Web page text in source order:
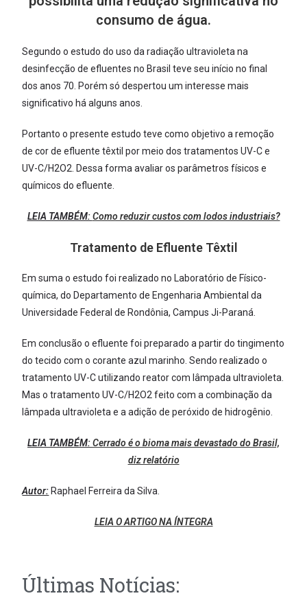
consumo de água.
Segundo o estudo do uso da radiação ultravioleta na
desinfecção de efluentes no Brasil teve seu início no final
dos anos 70. Porém só despertou um interesse mais
significativo há alguns anos.
Portanto o presente estudo teve como objetivo a remoção
de cor de efluente têxtil por meio dos tratamentos UV-C e
UV-C/H2O2. Dessa forma avaliar os parâmetros físicos e
químicos do efluente.
LEIA TAMBÉM:Como reduzir custos com lodos industriais?
Tratamento de Efluente Têxtil
Em suma o estudo foi realizado no Laboratório de Físico-
química, do Departamento de Engenharia Ambiental da
Universidade Federal de Rondônia, Campus Ji-Paraná.
Em conclusão o efluente foi preparado a partir do tingimento
do tecido com o corante azul marinho. Sendo realizado o
tratamento UV-C utilizando reator com lâmpada ultravioleta.
Mas o tratamento UV-C/H2O2 feito com a combinação da
lâmpada ultravioleta e a adição de peróxido de hidrogênio.
LEIA TAMBÉM:Cerrado é o bioma mais devastado do Brasil,
diz relatório
Autor: Raphael Ferreira da Silva.
LEIA O ARTIGO NA ÍNTEGRA
Últimas Notícias: